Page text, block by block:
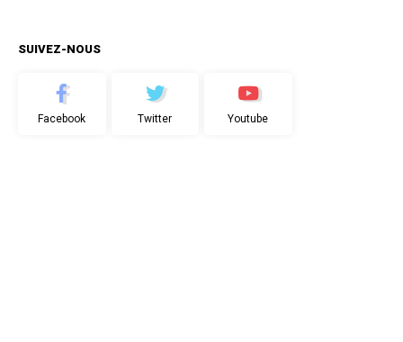
SUIVEZ-NOUS
Facebook Twitter Youtube